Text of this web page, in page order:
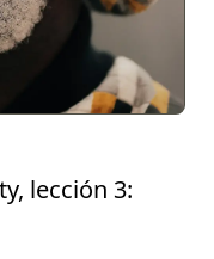
lección 3: